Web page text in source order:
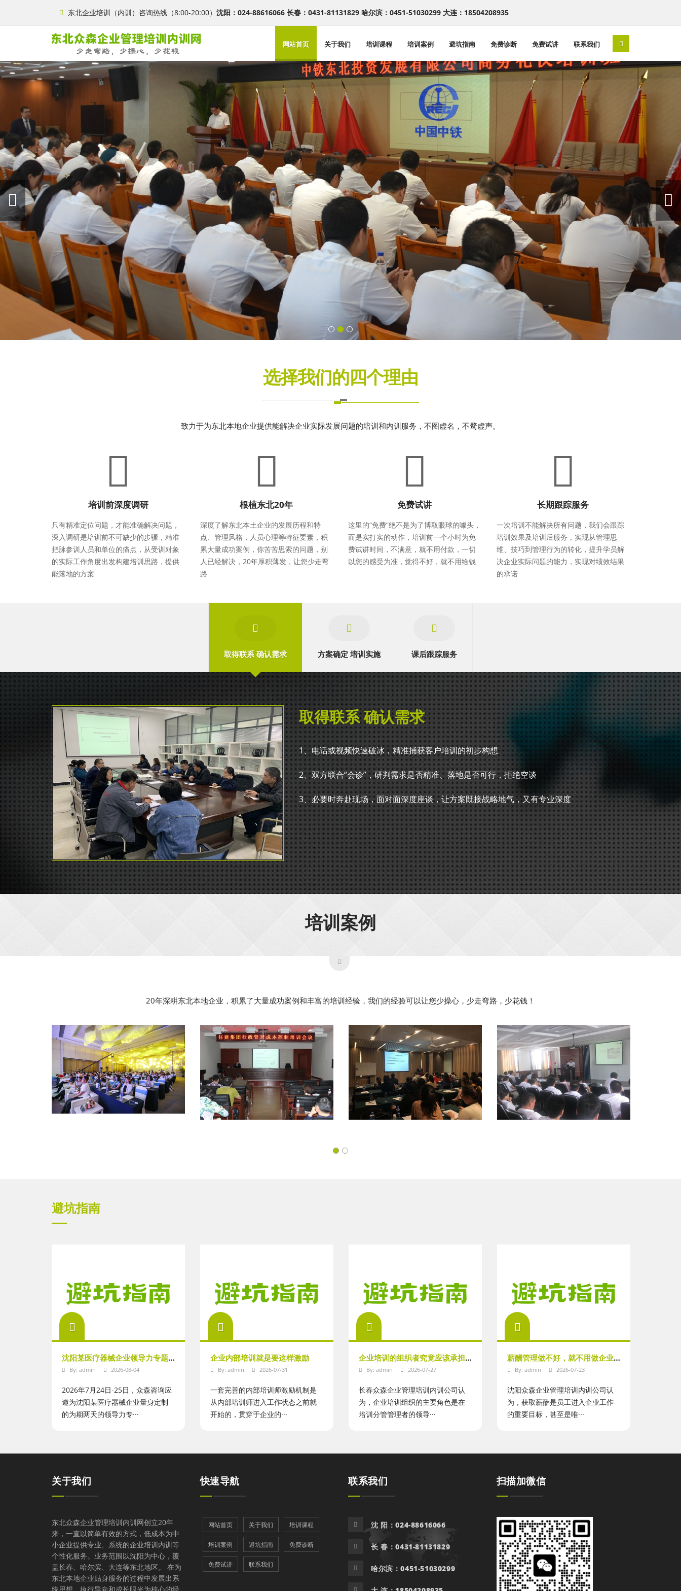
东北企业培训（内训）咨询热线（8:00-20:00） 沈阳：024-88616066 长春：0431-81131829 哈尔滨：0451-51030299 大连：18504208935
网站首页 关于我们 培训课程 培训案例 避坑指南 免费诊断 免费试讲 联系我们
选择我们的四个理由
致力于为东北本地企业提供能解决企业实际发展问题的培训和内训服务，不图虚名，不鹜虚声。
培训前深度调研
只有精准定位问题，才能准确解决问题，
深入调研是培训前不可缺少的步骤，精准
把脉参训人员和单位的痛点，从受训对象
的实际工作角度出发构建培训思路，提供
能落地的方案
根植东北20年
深度了解东北本土企业的发展历程和特
点、管理风格，人员心理等特征要素，积
累大量成功案例，你苦苦思索的问题，别
人已经解决，20年厚积薄发，让您少走弯
路
免费试讲
这里的“免费”绝不是为了博取眼球的噱头，
而是实打实的动作，培训前一个小时为免
费试讲时间，不满意，就不用付款，一切
以您的感受为准，觉得不好，就不用给钱
长期跟踪服务
一次培训不能解决所有问题，我们会跟踪
培训效果及培训后服务，实现从管理思
维、技巧到管理行为的转化，提升学员解
决企业实际问题的能力，实现对绩效结果
的承诺
取得联系 确认需求 方案确定 培训实施 课后跟踪服务
取得联系 确认需求
1、电话或视频快速破冰，精准捕获客户培训的初步构想
2、双方联合“会诊”，研判需求是否精准、落地是否可行，拒绝空谈
3、必要时奔赴现场，面对面深度座谈，让方案既接战略地气，又有专业深度
培训案例
20年深耕东北本地企业，积累了大量成功案例和丰富的培训经验，我们的经验可以让您少操心，少走弯路，少花钱！
避坑指南
沈阳某医疗器械企业领导力专题咨询式培训圆满结束
By: admin 2026-08-04
2026年7月24日-25日，众森咨询应
邀为沈阳某医疗器械企业量身定制
的为期两天的领导力专···
企业内部培训就是要这样激励
By: admin 2026-07-31
一套完善的内部培训师激励机制是
从内部培训师进入工作状态之前就
开始的，贯穿于企业的···
企业培训的组织者究竟应该承担什么角色
By: admin 2026-07-27
长春众森企业管理培训内训公司认
为，企业培训组织的主要角色是在
培训分管管理者的领导···
薪酬管理做不好，就不用做企业培训
By: admin 2026-07-23
沈阳众森企业管理培训内训公司认
为，获取薪酬是员工进入企业工作
的重要目标，甚至是唯···
关于我们
东北众森企业管理培训内训网创立20年
来，一直以简单有效的方式，低成本为中
小企业提供专业、系统的企业培训内训等
个性化服务。业务范围以沈阳为中心，覆
盖长春、哈尔滨、大连等东北地区。 在为
东北本地企业贴身服务的过程中发展出系
快速导航
网站首页 关于我们 培训课程
培训案例 避坑指南 免费诊断
免费试讲 联系我们
联系我们
沈 阳：024-88616066
长 春：0431-81131829
哈尔滨：0451-51030299
扫描加微信